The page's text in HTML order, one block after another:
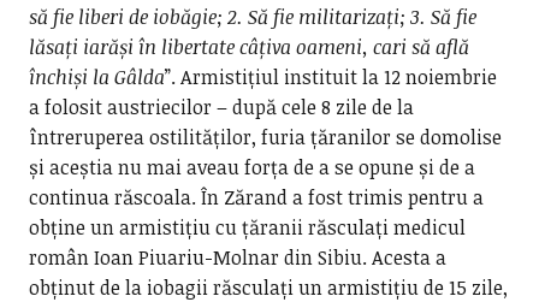
să fie liberi de iobăgie; 2. Să fie militarizați; 3. Să fie
lăsați iarăși în libertate câțiva oameni, cari să află
închiși la Gâlda”. Armistițiul instituit la 12 noiembrie
a folosit austriecilor – după cele 8 zile de la
întreruperea ostilităților, furia țăranilor se domolise
și aceștia nu mai aveau forța de a se opune și de a
continua răscoala. În Zărand a fost trimis pentru a
obține un armistițiu cu țăranii răsculați medicul
român Ioan Piuariu-Molnar din Sibiu. Acesta a
obținut de la iobagii răsculați un armistițiu de 15 zile,